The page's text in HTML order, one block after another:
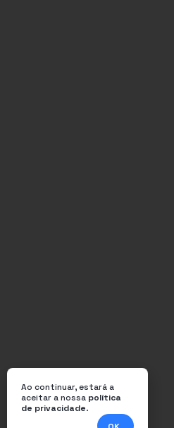
Ao continuar, estará a
aceitar a nossa política
de privacidade.